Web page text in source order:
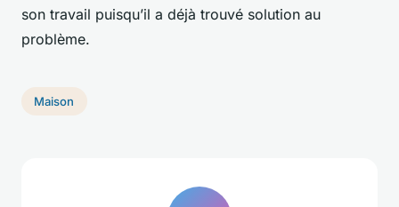
son travail puisqu’il a déjà trouvé solution au
problème.
Maison